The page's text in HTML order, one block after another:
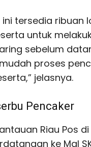
tersedia ribuan
untuk
sebelum
proses
jelasnya.
Pencaker
Riau Pos
ke Mal